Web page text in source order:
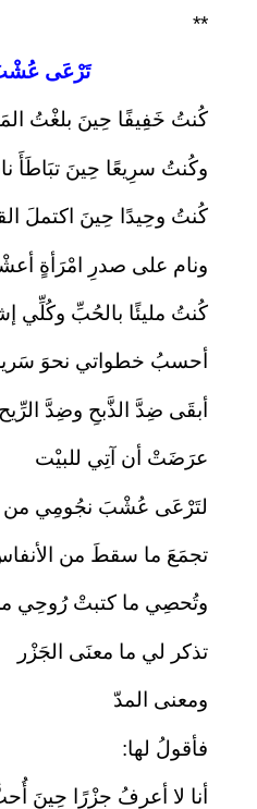
**
تَرْعَى
كُنتُ خَفِيفًا حِينَ بلغْتُ
وكُنتُ سرِيعًا حِينَ تبَاطَأَ
كُنتُ وحِيدًا حِينَ اكتملَ
ونام على صدرِ امْرَأةٍ
كُنتُ مليئًا بالحُبِّ وكُلِّي
أحسبُ خطواتي نحوَ
أبقَى ضِدَّ الذَّبحِ وضِدَّ
عرَضَتْ أن آتِي للبيْت
لتَرْعَى عُشْبَ نجُومِي من
تجمَعَ ما سقطَ من
وتُحصِي ما كتبتْ رُوحِي
تذكر لي ما معنَى الجَزْر
ومعنى المدّ
فأقولُ لها:
أنا لا أعرفُ جزْرًا حِينَ